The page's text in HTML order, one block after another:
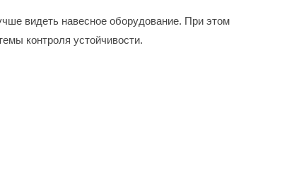
видеть навесное оборудование. При этом
контроля устойчивости.